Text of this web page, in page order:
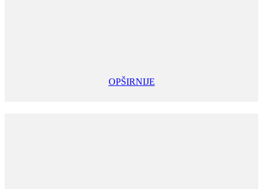
OPŠIRNIJE